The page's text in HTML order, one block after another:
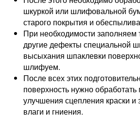
шкуркой или шлифовальной
старого покрытия и
При необходимости
другие дефекты специальной
высыхания шпаклевки
шлифуем.
После всех этих
поверхность нужно обработать
улучшения сцепления краски
влаги и гниения.